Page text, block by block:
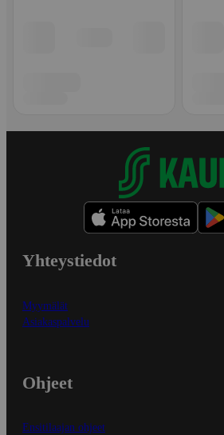
Yhteystiedot
Myymälät
Asiakaspalvelu
Ohjeet
Ensitilaajan ohjeet